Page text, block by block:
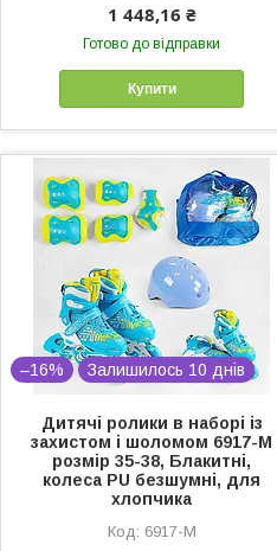
1 448,16 ₴
Готово до відправки
Купити
–16% Залишилось 10 днів
Дитячі ролики в наборі із
захистом і шоломом 6917-М
розмір 35-38, Блакитні,
колеса PU безшумні, для
хлопчика
6917-М